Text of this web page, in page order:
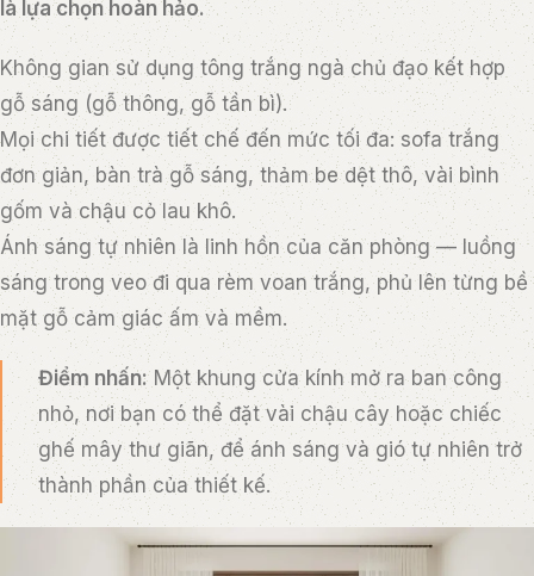
là lựa chọn hoàn hảo.
Không gian sử dụng tông trắng ngà chủ đạo kết hợp
gỗ sáng (gỗ thông, gỗ tần bì).
Mọi chi tiết được tiết chế đến mức tối đa: sofa trắng
đơn giản, bàn trà gỗ sáng, thảm be dệt thô, vài bình
gốm và chậu cỏ lau khô.
Ánh sáng tự nhiên là linh hồn của căn phòng — luồng
sáng trong veo đi qua rèm voan trắng, phủ lên từng bề
mặt gỗ cảm giác ấm và mềm.
Điểm nhấn:Một khung cửa kính mở ra ban công
nhỏ, nơi bạn có thể đặt vài chậu cây hoặc chiếc
ghế mây thư giãn, để ánh sáng và gió tự nhiên trở
thành phần của thiết kế.